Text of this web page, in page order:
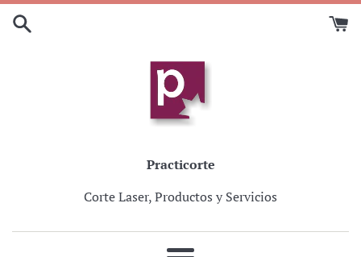
Ir
directamente
Practicorte
Corte Laser, Productos y Servicios